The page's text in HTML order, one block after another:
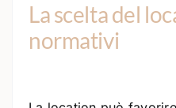
La scelta del
normativi